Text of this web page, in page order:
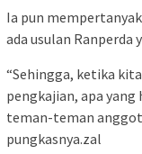
Ia pun
ada usulan Ranperda
“Sehingga, ketika
pengkajian, apa yang
teman-teman
pungkasnya.zal